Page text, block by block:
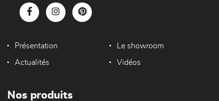
Présentation Le showroom
Actualités Vidéos
Nos produits